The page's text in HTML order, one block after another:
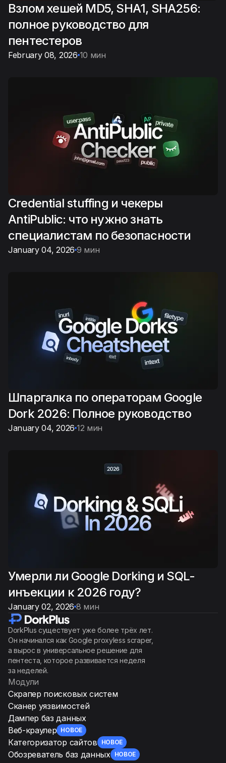
Взлом хешей MD5, SHA1, SHA256:
полное руководство для
пентестеров
February 08, 2026 10 мин
Credential stuffing и чекеры
AntiPublic: что нужно знать
специалистам по безопасности
January 04, 2026 9 мин
Шпаргалка по операторам Google
Dork 2026: Полное руководство
January 04, 2026 12 мин
Умерли ли Google Dorking и SQL-
инъекции к 2026 году?
January 02, 2026 8 мин
DorkPlus существует уже более трёх лет.
Он начинался как Google proxyless scraper,
а вырос в универсальное решение для
пентеста, которое развивается неделя
за неделей.
Модули
Скрапер поисковых систем
Сканер уязвимостей
Дампер баз данных
Веб-краулер НОВОЕ
Категоризатор сайтов НОВОЕ
Обозреватель баз данных НОВОЕ